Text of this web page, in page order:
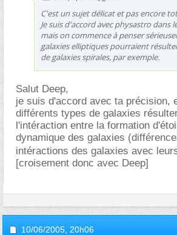
C'est un sujet délicat et pas encore
Je suis d'accord avec physastro dans
mais on commence à penser
galaxies elliptiques pourraient
de galaxies spirales, par exemple.
Salut Deep,
je suis d'accord avec ta précision,
différents types de galaxies
l'intéraction entre la formation
dynamique des galaxies
intéractions des galaxies avec
[croisement donc avec Deep]
10/06/2005, 20h06